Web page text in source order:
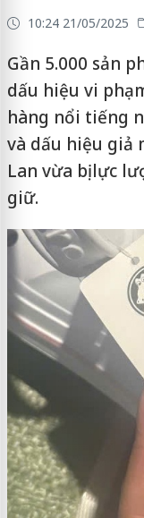
10:24 21/05/2025
Gần 5.000 sản
dấu hiệu vi
hàng nổi tiếng
và dấu hiệu giả
Lan vừa bị lực
giữ.